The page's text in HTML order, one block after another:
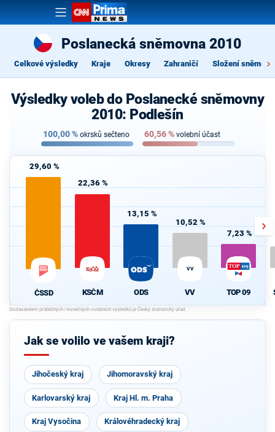
Poslanecká sněmovna 2010
Celkové výsledky Kraje Okresy Zahraničí Složení
Výsledky voleb do Poslanecké sněmovny
2010: Podlešín
100,00% okrsků sečteno 60,56% volební účast
29,60 %
ČSSD
22,36 %
KSČM
13,15 %
ODS
10,52 %
VV
VV
7,23 %
TOP 09
Jak se volilo ve vašem kraji?
Jihočeský kraj Jihomoravský kraj
Karlovarský kraj Kraj Hl. m. Praha
Kraj Vysočina Královéhradecký kraj